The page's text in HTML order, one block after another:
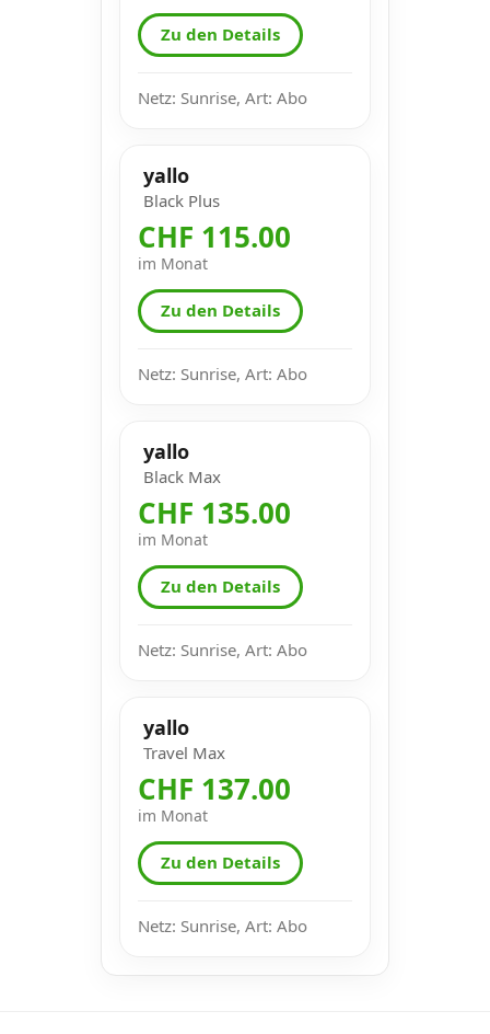
Zu den Details
Netz: Sunrise, Art: Abo
yallo
Black Plus
CHF 115.00
im Monat
Zu den Details
Netz: Sunrise, Art: Abo
yallo
Black Max
CHF 135.00
im Monat
Zu den Details
Netz: Sunrise, Art: Abo
yallo
Travel Max
CHF 137.00
im Monat
Zu den Details
Netz: Sunrise, Art: Abo